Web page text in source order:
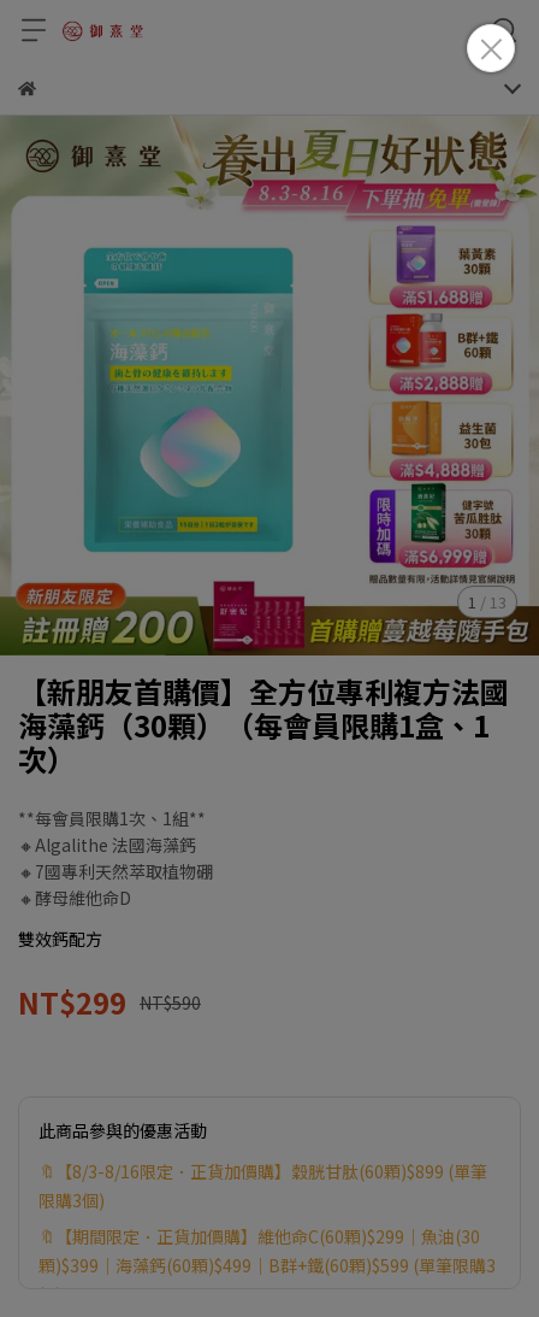
1 / 13
【新朋友首購價】全方位專利複方法國
海藻鈣（30顆）（每會員限購1盒、1
次）
**每會員限購1次、1組**
🔸Algalithe 法國海藻鈣
🔸7國專利天然萃取植物硼
🔸酵母維他命D
雙效鈣配方
NT$299 NT$590
此商品參與的優惠活動
🔖【8/3-8/16限定．正貨加價購】穀胱甘肽(60顆)$899 (單筆
限購3個)
🔖【期間限定．正貨加價購】維他命C(60顆)$299｜魚油(30
顆)$399｜海藻鈣(60顆)$499｜B群+鐵(60顆)$599 (單筆限購3
個)